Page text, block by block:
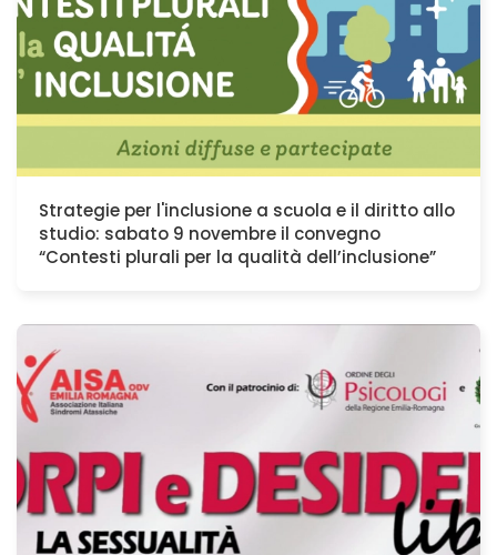
Strategie per l'inclusione a scuola e il diritto allo
studio: sabato 9 novembre il convegno
“Contesti plurali per la qualità dell’inclusione”